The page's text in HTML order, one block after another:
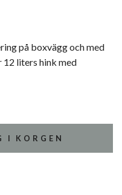
på boxvägg och med
12 liters hink med
I KORGEN